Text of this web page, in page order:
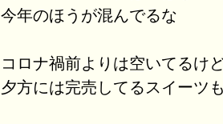
今年のほうが混んでるな
コロナ禍前よりは空いてるけ
夕方には完売してるスイーツ